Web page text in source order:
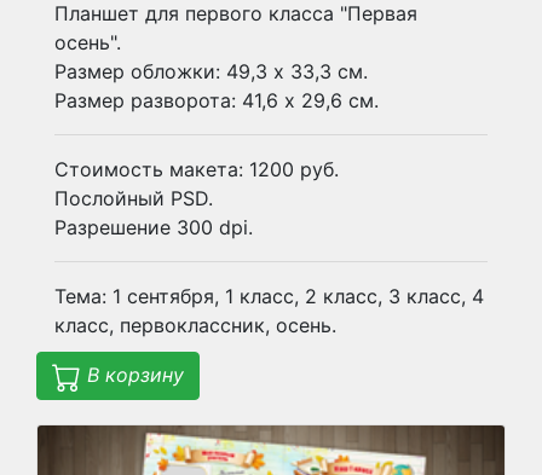
Планшет для первого класса "Первая
осень".
Размер обложки: 49,3 х 33,3 см.
Размер разворота: 41,6 х 29,6 см.
Стоимость макета: 1200 руб.
Послойный PSD.
Разрешение 300 dpi.
Тема: 1 сентября, 1 класс, 2 класс, 3 класс, 4
класс, первоклассник, осень.
В корзину